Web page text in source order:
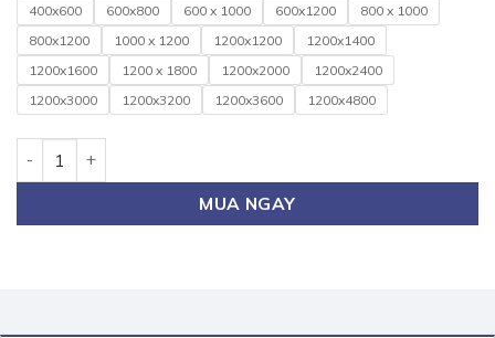
400x600 600x800 600 x 1000 600x1200
800 x 1000
800x1200
1000 x 1200 1200x1200
1200x1400
1200x1600
1200 x 1800 1200x2000
1200x2400
1200x3000
1200x3200 1200x3600 1200x4800
MUA NGAY